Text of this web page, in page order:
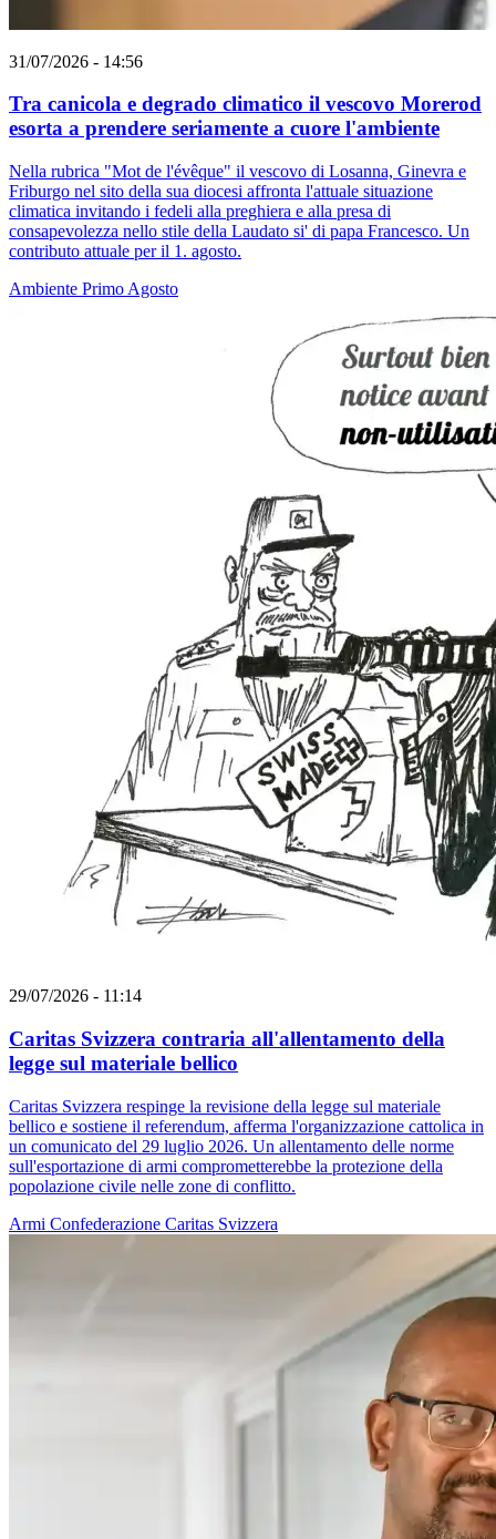
31/07/2026 - 14:56
Tra canicola e degrado climatico il vescovo Morerod
esorta a prendere seriamente a cuore l'ambiente
Nella rubrica "Mot de l'évêque" il vescovo di Losanna, Ginevra e
Friburgo nel sito della sua diocesi affronta l'attuale situazione
climatica invitando i fedeli alla preghiera e alla presa di
consapevolezza nello stile della Laudato si' di papa Francesco. Un
contributo attuale per il 1. agosto.
Ambiente Primo Agosto
29/07/2026 - 11:14
Caritas Svizzera contraria all'allentamento della
legge sul materiale bellico
Caritas Svizzera respinge la revisione della legge sul materiale
bellico e sostiene il referendum, afferma l'organizzazione cattolica in
un comunicato del 29 luglio 2026. Un allentamento delle norme
sull'esportazione di armi comprometterebbe la protezione della
popolazione civile nelle zone di conflitto.
Armi Confederazione Caritas Svizzera